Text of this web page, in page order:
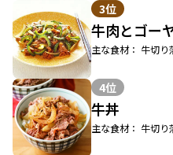
3位
牛肉とゴー
主な食材： 牛切
4位
牛丼
主な食材： 牛切